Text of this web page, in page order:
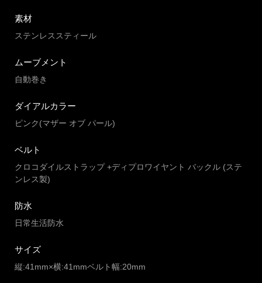
素材
ステンレススティール
ムーブメント
自動巻き
ダイアルカラー
ピンク(マザー オブ パール)
ベルト
クロコダイルストラップ +ディプロワイヤント バックル (ステ
ンレス製)
防水
日常生活防水
サイズ
縦:41mm×横:41mmベルト幅:20mm